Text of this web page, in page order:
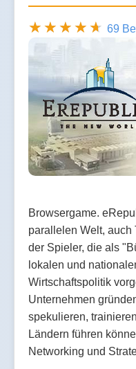
69
Browsergame.
parallelen Welt, auch
der Spieler, die als
lokalen und
Wirtschaftspolitik
Unternehmen
spekulieren,
Ländern führen
Networking und